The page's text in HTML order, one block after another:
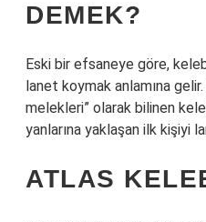
DEMEK?
Eski bir efsaneye göre,
lanet koymak anlamına
melekleri” olarak bilinen
yanlarına yaklaşan ilk kişiyi
ATLAS